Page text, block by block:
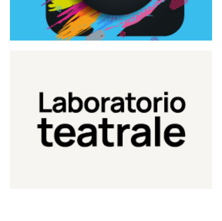
Laboratorio Teatrale
Laboratorio di teatro del Teatro Eduardo de Filippo
Continua